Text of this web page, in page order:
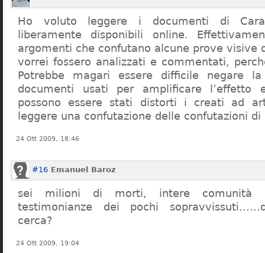
Ho voluto leggere i documenti di
liberamente disponibili online.
argomenti che confutano alcune prove visive
vorrei fossero analizzati e commentati,
Potrebbe magari essere difficile negare
documenti usati per amplificare l’effetto
possono essere stati distorti i creati ad
leggere una confutazione delle confutazioni di
24 Ott 2009, 18:46
#16 Emanuel Baroz
sei milioni di morti, intere comunità
testimonianze dei pochi
cerca?
24 Ott 2009, 19:04